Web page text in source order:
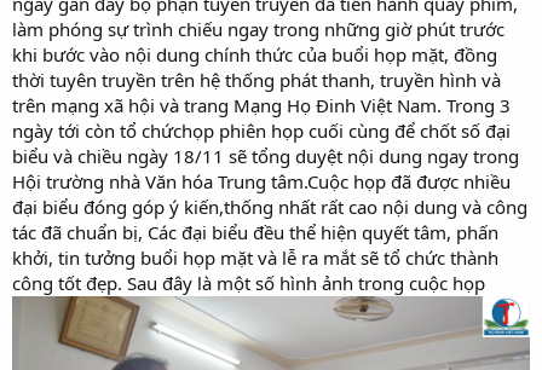
làm phóng sự trình chiếu ngay trong những giờ phút trước
khi bước vào nội dung chính thức của buổi họp mặt, đồng
thời tuyên truyền trên hệ thống phát thanh, truyền hình và
trên mạng xã hội và trang Mạng Họ Đinh Việt Nam. Trong 3
ngày tới còn tổ chứchọp phiên họp cuối cùng để chốt số đại
biểu và chiều ngày 18/11 sẽ tổng duyệt nội dung ngay trong
Hội trường nhà Văn hóa Trung tâm.Cuộc họp đã được nhiều
đại biểu đóng góp ý kiến,thống nhất rất cao nội dung và công
tác đã chuẩn bị, Các đại biểu đều thể hiện quyết tâm, phấn
khởi, tin tưởng buổi họp mặt và lễ ra mắt sẽ tổ chức thành
công tốt đẹp. Sau đây là một số hình ảnh trong cuộc họp